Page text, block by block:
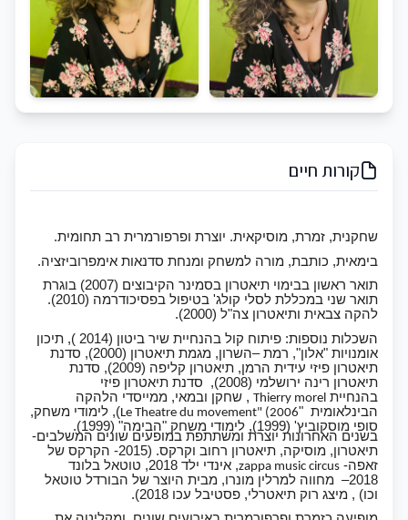
קורות חיים
שחקנית, זמרת, מוסיקאית. יוצרת ופרפורמרית רב תחומית.
בימאית, כותבת, מורה למשחק ומנחת סדנאות אימפרוביזציה.
תואר ראשון בבימוי תיאטרון בסמינר הקיבוצים (2007) בוגרת
תואר שני במכללת לסלי קולג' בטיפול בפסיכודרמה (2010).
להקה צבאית ותיאטרון צה"ל (2000).
השכלות נוספות: פיתוח קול בהנחיית שיר ביטון (2014 ), תיכון
אומנויות "אלון", רמת –השרון, מגמת תיאטרון (2000), סדנת
תיאטרון פיזי עידית הרמן, תיאטרון קליפה (2009), סדנת
תיאטרון רינה ירושלמי (2008), סדנת תיאטרון פיזי
בהנחיית Thierry morel , שחקן ובמאי, ממייסדי הלהקה
הבינלאומית "Le Theatre du movement" (2006), לימודי משחק,
סופי מוסקוביץ' (1999), לימודי משחק "הבימה" (1999).
בשנים האחרונות יוצרת ומשתתפת במופעים שונים המשלבים-
תיאטרון, מוסיקה, תיאטרון רחוב וקרקס. (2015- הקרקס של
זאפה- zappa music circus
, אינדי ילד 2018, טוטאל בלונד
2018– מחווה למרלין מונרו, מבית היוצר של הבורדל טוטאל
וכו) , מיצג רוק תיאטרלי, פסטיבל עכו 2018).